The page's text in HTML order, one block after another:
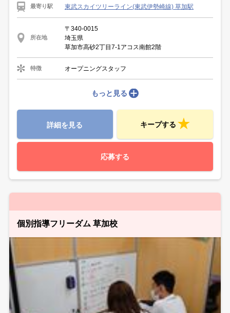
最寄り駅 東武スカイツリーライン(東武伊勢崎線) 草加駅
所在地
〒340-0015
埼玉県
草加市高砂2丁目7-1アコス南館2階
特徴 オープニングスタッフ
もっと見る
詳細を見る キープする
応募する
個別指導フリーダム 草加校